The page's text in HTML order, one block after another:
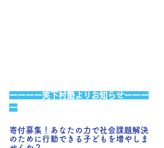
ーーーー笑下村塾よりお知らせーーー
ー
寄付募集！あなたの力で社会課題解決
のために行動できる子どもを増やしま